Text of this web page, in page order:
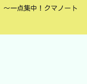
一点集中！クマノート